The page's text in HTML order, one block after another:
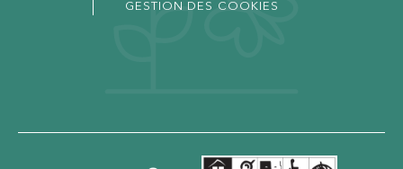
GESTION DES COOKIES